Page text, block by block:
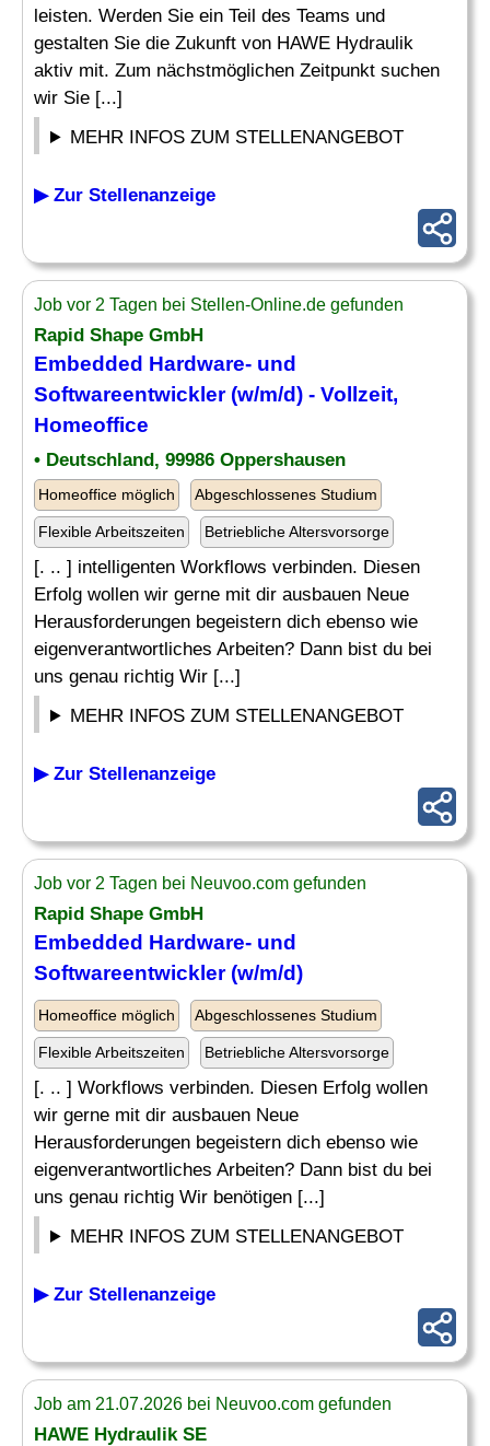
leisten. Werden Sie ein Teil des Teams und
gestalten Sie die Zukunft von HAWE Hydraulik
aktiv mit. Zum nächstmöglichen Zeitpunkt suchen
wir Sie [...]
MEHR INFOS ZUM STELLENANGEBOT
▶ Zur Stellenanzeige
Job vor 2 Tagen bei Stellen-Online.de gefunden
Rapid Shape GmbH
Embedded Hardware- und
Softwareentwickler (w/m/d) - Vollzeit,
Homeoffice
• Deutschland, 99986 Oppershausen
Homeoffice möglich Abgeschlossenes Studium
Flexible Arbeitszeiten Betriebliche Altersvorsorge
[. .. ] intelligenten Workflows verbinden. Diesen
Erfolg wollen wir gerne mit dir ausbauen Neue
Herausforderungen begeistern dich ebenso wie
eigenverantwortliches Arbeiten? Dann bist du bei
uns genau richtig Wir [...]
MEHR INFOS ZUM STELLENANGEBOT
▶ Zur Stellenanzeige
Job vor 2 Tagen bei Neuvoo.com gefunden
Rapid Shape GmbH
Embedded Hardware- und
Softwareentwickler (w/m/d)
Homeoffice möglich Abgeschlossenes Studium
Flexible Arbeitszeiten Betriebliche Altersvorsorge
[. .. ] Workflows verbinden. Diesen Erfolg wollen
wir gerne mit dir ausbauen Neue
Herausforderungen begeistern dich ebenso wie
eigenverantwortliches Arbeiten? Dann bist du bei
uns genau richtig Wir benötigen [...]
MEHR INFOS ZUM STELLENANGEBOT
▶ Zur Stellenanzeige
Job am 21.07.2026 bei Neuvoo.com gefunden
HAWE Hydraulik SE